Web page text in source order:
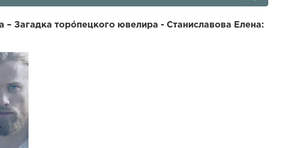
– Загадка торóпецкого ювелира - Станиславова Елена: